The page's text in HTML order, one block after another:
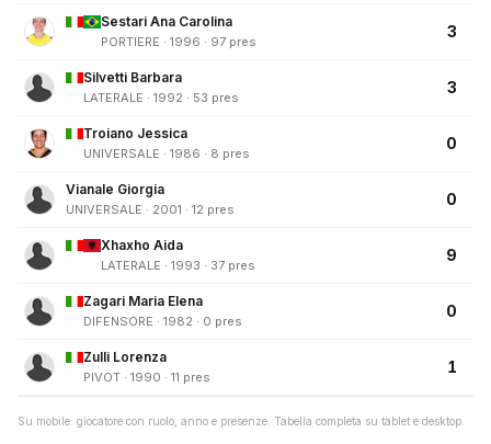
Sestari Ana Carolina
PORTIERE · 1996 · 97 pres
3
Silvetti Barbara
LATERALE · 1992 · 53 pres
3
Troiano Jessica
UNIVERSALE · 1986 · 8 pres
0
Vianale Giorgia
UNIVERSALE · 2001 · 12 pres
0
Xhaxho Aida
LATERALE · 1993 · 37 pres
9
Zagari Maria Elena
DIFENSORE · 1982 · 0 pres
0
Zulli Lorenza
PIVOT · 1990 · 11 pres
1
Su mobile: giocatore con ruolo, anno e presenze. Tabella completa su tablet e desktop.